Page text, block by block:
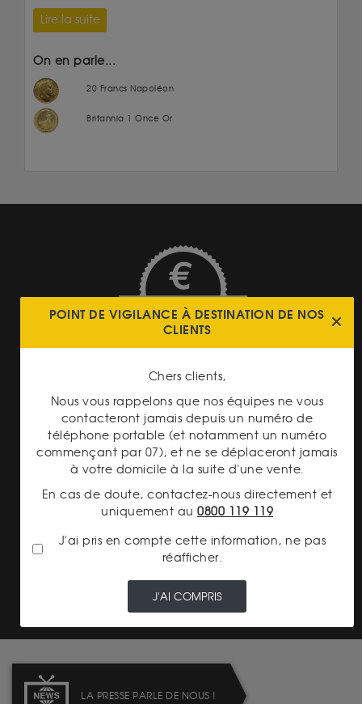
Lire la suite
On en parle...
20 Francs Napoléon
Britannia 1 Once Or
TRANSPARENCE DES
PRIX
PAIEMENT SECURISÉ
LIVRAISON ASSURÉE
LA PRESSE PARLE DE NOUS !
POINT DE VIGILANCE À DESTINATION DE NOS
CLIENTS
Chers clients,
Nous vous rappelons que nos équipes ne vous
contacteront jamais depuis un numéro de
téléphone portable (et notamment un numéro
commençant par 07), et ne se déplaceront jamais
à votre domicile à la suite d'une vente.
En cas de doute, contactez-nous directement et
uniquement au 0800 119 119
J'ai pris en compte cette information, ne pas
réafficher.
J'AI COMPRIS